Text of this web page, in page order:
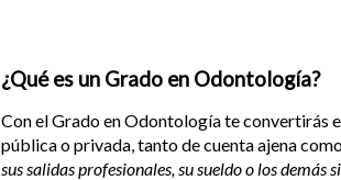
¿Qué es un Grado en Odontología?
Con el Grado en Odontología te convertirás
pública o privada, tanto de cuenta ajena
sus salidas profesionales, su sueldo o los demás